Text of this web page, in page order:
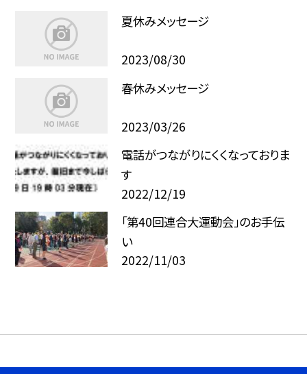
夏休みメッセージ
2023/08/30
春休みメッセージ
2023/03/26
電話がつながりにくくなっておりま
す
2022/12/19
「第40回連合大運動会」のお手伝
い
2022/11/03